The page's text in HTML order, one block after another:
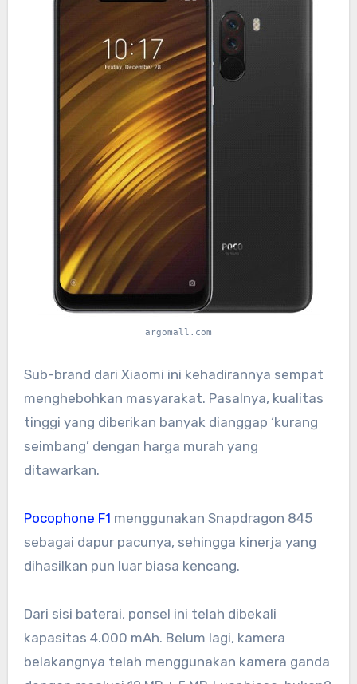
argomall.com
Sub-brand dari Xiaomi ini kehadirannya sempat
menghebohkan masyarakat. Pasalnya, kualitas
tinggi yang diberikan banyak dianggap ‘kurang
seimbang’ dengan harga murah yang
ditawarkan.
Pocophone F1 menggunakan Snapdragon 845
sebagai dapur pacunya, sehingga kinerja yang
dihasilkan pun luar biasa kencang.
Dari sisi baterai, ponsel ini telah dibekali
kapasitas 4.000 mAh. Belum lagi, kamera
belakangnya telah menggunakan kamera ganda